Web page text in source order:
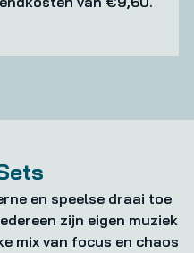
en speelse draai toe
zijn eigen muziek
mix van focus en chaos